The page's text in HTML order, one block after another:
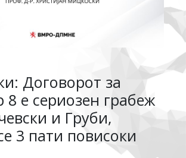
Договорот за
8 е сериозен грабеж
и Груби,
3 пати повисоки